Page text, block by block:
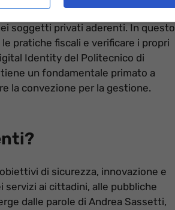
nome utente e password), utile
soggetti privati aderenti. In questo
pratiche fiscali e verificare i propri
Identity del Politecnico di
un fondamentale primato a
la convezione per la gestione.
di sicurezza, innovazione e
ai cittadini, alle pubbliche
dalle parole di Andrea Sassetti,